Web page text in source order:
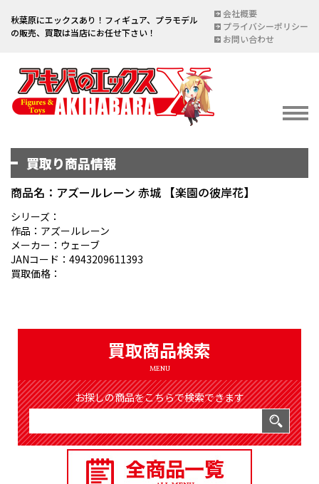
秋葉原にエックスあり！フィギュア、プラモデル
の販売、買取は当店にお任せ下さい！
会社概要
プライバシーポリシー
お問い合わせ
イベント情報
宅配買取のご案内
DELIVERY PURCHASE
買取お申し込み
ASSESSMENT
買取り商品情報
商品名：アズールレーン 赤城 【楽園の彼岸花】
シリーズ：
作品：アズールレーン
メーカー：ウェーブ
JANコード：4943209611393
買取価格：
買取商品検索
MENU
お探しの商品をこちらで検索できます